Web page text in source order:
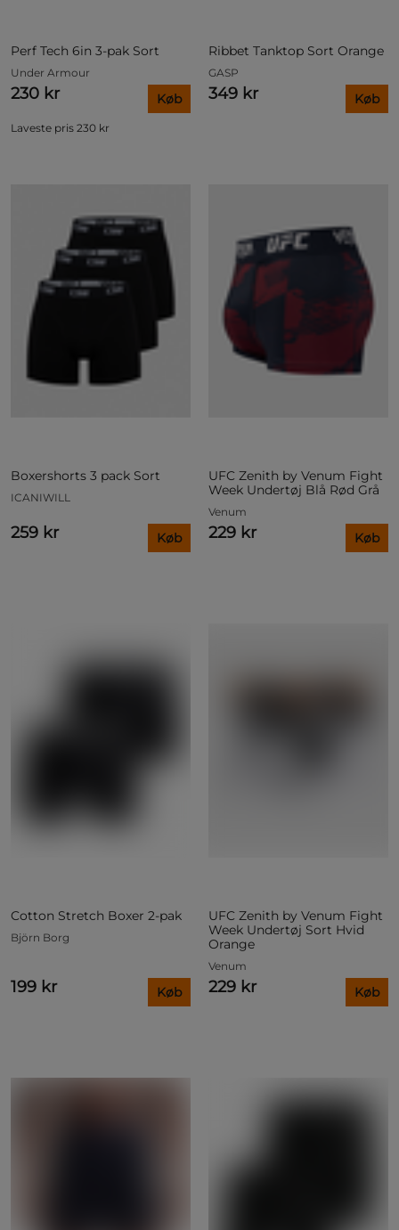
Perf Tech 6in 3-pak Sort
Under Armour
230 kr
Laveste pris 230 kr
Køb
Ribbet Tanktop Sort Orange
GASP
349 kr Køb
Boxershorts 3 pack Sort
ICANIWILL
259 kr Køb
UFC Zenith by Venum Fight
Week Undertøj Blå Rød Grå
Venum
229 kr Køb
Cotton Stretch Boxer 2-pak
Björn Borg
199 kr Køb
UFC Zenith by Venum Fight
Week Undertøj Sort Hvid
Orange
Venum
229 kr Køb